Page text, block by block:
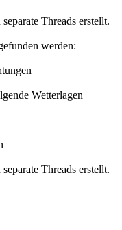
Threads erstellt.
werden:
Wetterlagen
Threads erstellt.